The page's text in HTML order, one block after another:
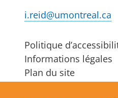
i.reid@umontreal.ca
Politique
Informations légales
Plan du site
S'abonner à